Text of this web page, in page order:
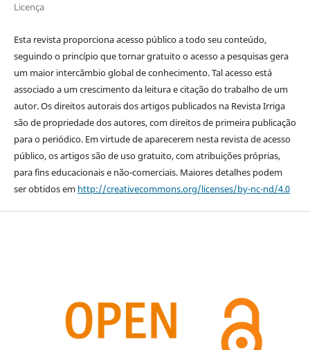
Licença
Esta revista proporciona acesso público a todo seu conteúdo,
seguindo o princípio que tornar gratuito o acesso a pesquisas gera
um maior intercâmbio global de conhecimento. Tal acesso está
associado a um crescimento da leitura e citação do trabalho de um
autor. Os direitos autorais dos artigos publicados na Revista Irriga
são de propriedade dos autores, com direitos de primeira publicação
para o periódico. Em virtude de aparecerem nesta revista de acesso
público, os artigos são de uso gratuito, com atribuições próprias,
para fins educacionais e não-comerciais. Maiores detalhes podem
ser obtidos em http://creativecommons.org/licenses/by-nc-nd/4.0